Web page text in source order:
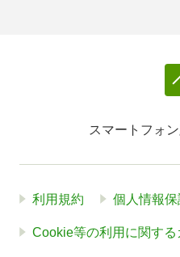
スマートフォ
利用規約 個人情報
Cookie等の利用に関する